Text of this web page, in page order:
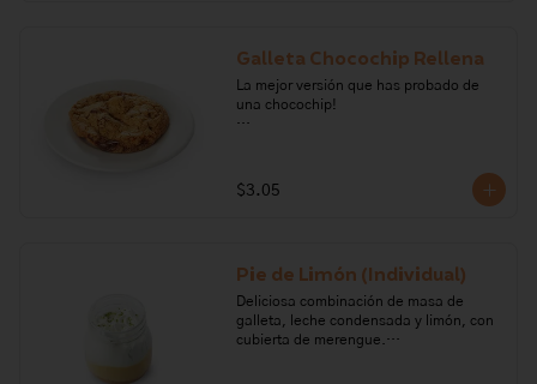
Galleta Chocochip Rellena
La mejor versión que has probado de
una chocochip!
bicarbonato de sodio, chocolate
semiamargo, leche condensada, leche
huevo, soya.
$3.05
Pie de Limón (Individual)
Deliciosa combinación de masa de
galleta, leche condensada y limón, con
cubierta de merengue.